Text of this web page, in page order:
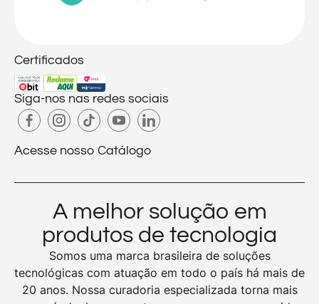
Certificados
Siga-nos nas redes sociais
Acesse nosso Catálogo
A melhor solução em
produtos de tecnologia
Somos uma marca brasileira de soluções
tecnológicas com atuação em todo o país há mais de
20 anos. Nossa curadoria especializada torna mais